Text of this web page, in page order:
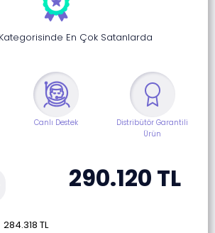
En Çok Satanlarda
Canlı Destek
Distribütör Garantili
Ürün
290.120 TL
284.318 TL